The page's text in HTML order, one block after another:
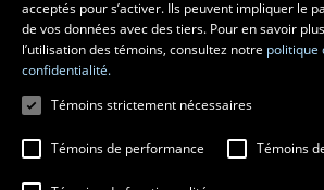
acceptés pour s’activer. Ils peuvent impliquer le
de vos données avec des tiers. Pour en savoir
l’utilisation des témoins, consultez notre politique
confidentialité.
Témoins strictement nécessaires
Témoins de performance Témoins